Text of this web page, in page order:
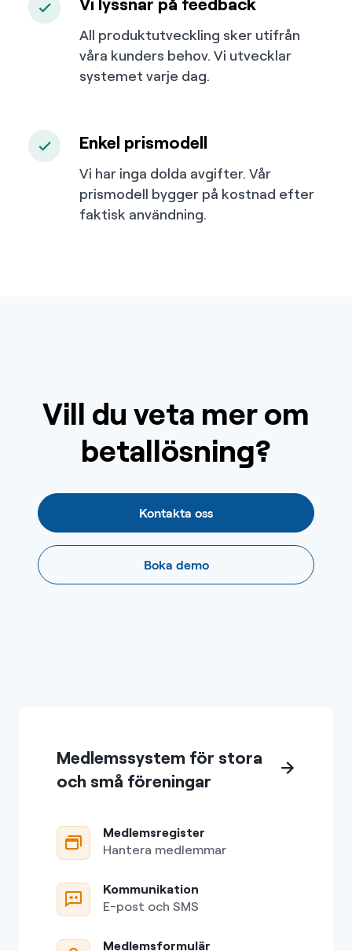
All produktutveckling sker utifrån
våra kunders behov. Vi utvecklar
systemet varje dag.
Enkel prismodell
Vi har inga dolda avgifter. Vår
prismodell bygger på kostnad efter
faktisk användning.
Vill du veta mer om
betallösning?
Kontakta oss
Boka demo
Medlemssystem för stora
och små föreningar
Medlemsregister
Hantera medlemmar
Kommunikation
E-post och SMS
Medlemsformulär